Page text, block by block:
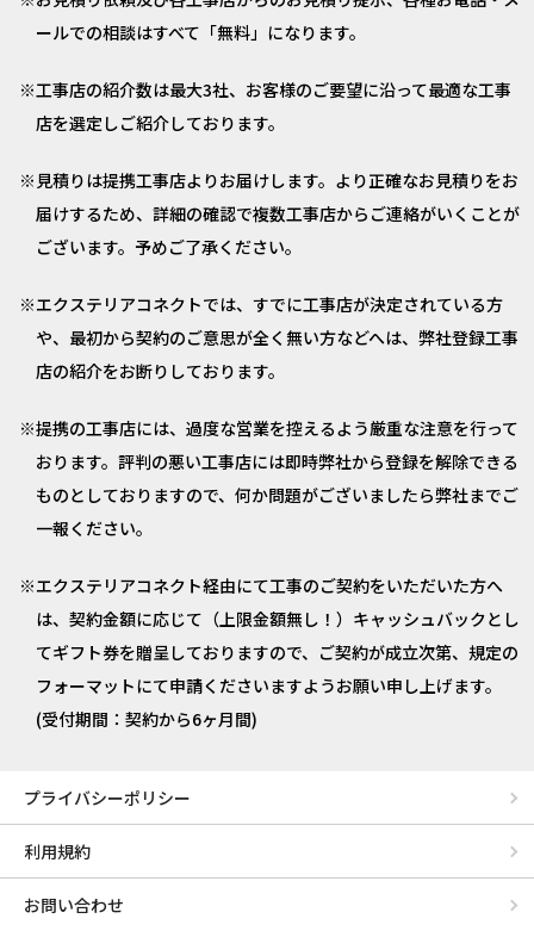
ールでの相談はすべて「無料」になります。
工事店の紹介数は最大3社、お客様のご要望に沿って最適な工事
店を選定しご紹介しております。
見積りは提携工事店よりお届けします。より正確なお見積りをお
届けするため、詳細の確認で複数工事店からご連絡がいくことが
ございます。予めご了承ください。
エクステリアコネクトでは、すでに工事店が決定されている方
や、最初から契約のご意思が全く無い方などへは、弊社登録工事
店の紹介をお断りしております。
提携の工事店には、過度な営業を控えるよう厳重な注意を行って
おります。評判の悪い工事店には即時弊社から登録を解除できる
ものとしておりますので、何か問題がございましたら弊社までご
一報ください。
エクステリアコネクト経由にて工事のご契約をいただいた方へ
は、契約金額に応じて（上限金額無し！）キャッシュバックとし
てギフト券を贈呈しておりますので、ご契約が成立次第、規定の
フォーマットにて申請くださいますようお願い申し上げます。
(受付期間：契約から6ヶ月間)
プライバシーポリシー
利用規約
お問い合わせ